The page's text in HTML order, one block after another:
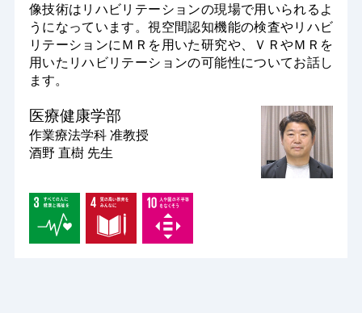
像技術はリハビリテーションの現場で用いられるよ
うになっています。視空間認知機能の検査やリハビ
リテーションにＭＲを用いた研究や、ＶＲやＭＲを
用いたリハビリテーションの可能性についてお話し
ます。
医療健康学部
作業療法学科 准教授
酒野 直樹 先生